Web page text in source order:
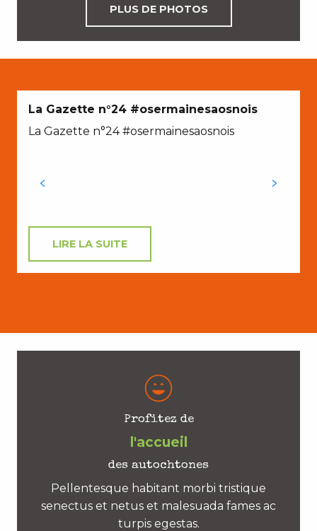
PLUS DE PHOTOS
La Gazette n°24 #osermainesaosnois
La Gazette n°24 #osermainesaosnois
LIRE LA SUITE
Profitez de
l'accueil
des autochtones
Pellentesque habitant morbi tristique
senectus et netus et malesuada fames ac
turpis egestas.